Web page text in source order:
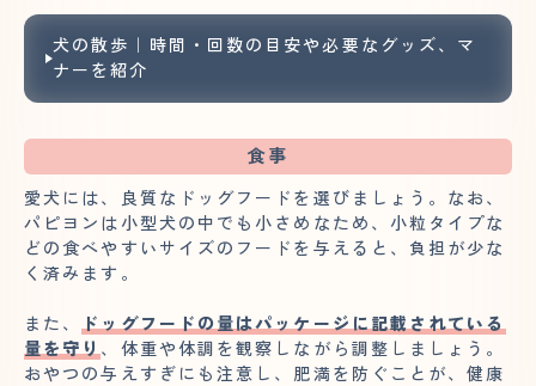
犬の散歩｜時間・回数の目安や必要なグッズ、マ
ナーを紹介
食事
愛犬には、良質なドッグフードを選びましょう。なお、
パピヨンは小型犬の中でも小さめなため、小粒タイプな
どの食べやすいサイズのフードを与えると、負担が少な
く済みます。
また、
ドッグフードの量はパッケージに記載されている
量を守り 、体重や体調を観察しながら調整しましょう。
おやつの与えすぎにも注意し、肥満を防ぐことが、健康